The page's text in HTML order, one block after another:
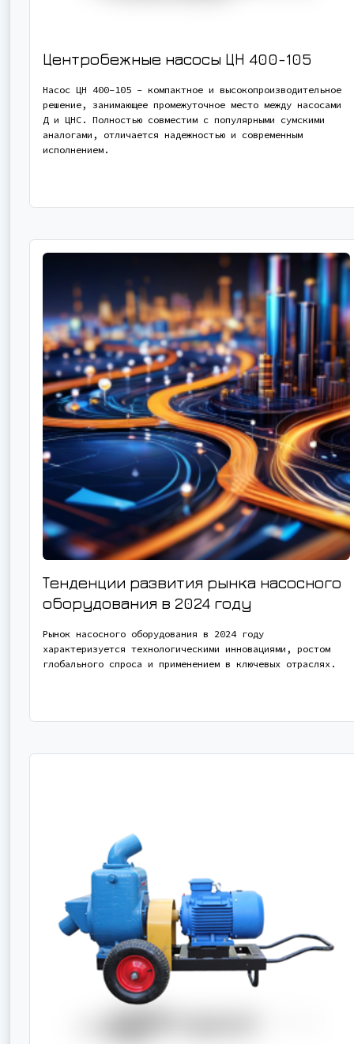
Центробежные насосы ЦН 400-105
Насос ЦН 400-105 - компактное и высокопроизводительное
решение, занимающее промежуточное место между насосами
Д и ЦНС. Полностью совместим с популярными сумскими
аналогами, отличается надежностью и современным
исполнением.
Тенденции развития рынка насосного
оборудования в 2024 году
Рынок насосного оборудования в 2024 году
характеризуется технологическими инновациями, ростом
глобального спроса и применением в ключевых отраслях.